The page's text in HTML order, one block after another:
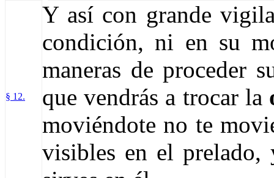
§ 12.
Y así con grande
condición, ni en su
maneras de proceder
que vendrás a trocar la
moviéndote no te
visibles en el